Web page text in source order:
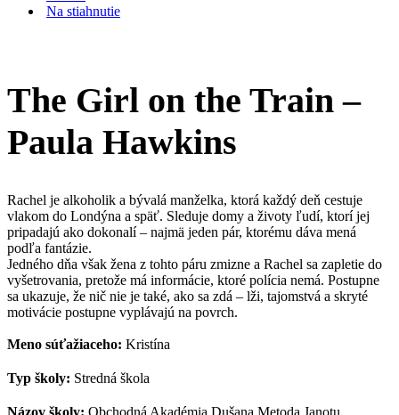
Na stiahnutie
The Girl on the Train –
Paula Hawkins
Rachel je alkoholik a bývalá manželka, ktorá každý deň cestuje
vlakom do Londýna a späť. Sleduje domy a životy ľudí, ktorí jej
pripadajú ako dokonalí – najmä jeden pár, ktorému dáva mená
podľa fantázie.
Jedného dňa však žena z tohto páru zmizne a Rachel sa zapletie do
vyšetrovania, pretože má informácie, ktoré polícia nemá. Postupne
sa ukazuje, že nič nie je také, ako sa zdá – lži, tajomstvá a skryté
motivácie postupne vyplávajú na povrch.
Meno súťažiaceho: Kristína
Typ školy: Stredná škola